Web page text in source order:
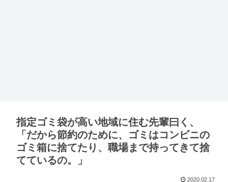
指定ゴミ袋が高い地域に住む先輩曰く、
「だから節約のために、ゴミはコンビニの
ゴミ箱に捨てたり、職場まで持ってきて捨
てているの。」
2020.02.17